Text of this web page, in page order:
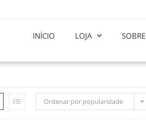
INÍCIO LOJA SOBRE
Ordenar por popularidade